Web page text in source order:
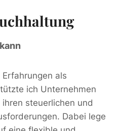
als
ich Unternehmen
steuerlichen und
Dabei lege